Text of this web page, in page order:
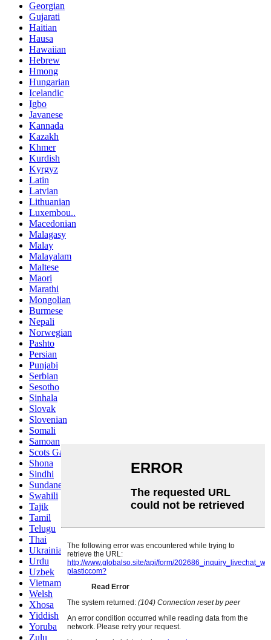
Georgian
Gujarati
Haitian
Hausa
Hawaiian
Hebrew
Hmong
Hungarian
Icelandic
Igbo
Javanese
Kannada
Kazakh
Khmer
Kurdish
Kyrgyz
Latin
Latvian
Lithuanian
Luxembou..
Macedonian
Malagasy
Malay
Malayalam
Maltese
Maori
Marathi
Mongolian
Burmese
Nepali
Norwegian
Pashto
Persian
Punjabi
Serbian
Sesotho
Sinhala
Slovak
Slovenian
Somali
Samoan
Scots Gaelic
Shona
Sindhi
Sundanese
Swahili
Tajik
Tamil
Telugu
Thai
Ukrainian
Urdu
Uzbek
Vietnamese
Welsh
Xhosa
Yiddish
Yoruba
Zulu